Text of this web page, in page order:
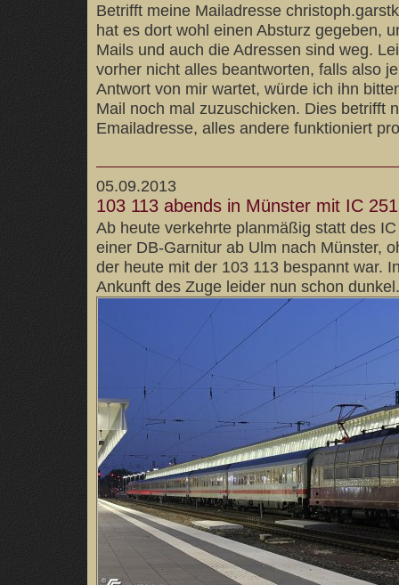
Betrifft meine Mailadresse
hat es dort wohl einen Absturz gegeben,
Mails und auch die Adressen sind weg.
vorher nicht alles beantworten, falls also
Antwort von mir wartet, würde ich ihn
Mail noch mal zuzuschicken. Dies betrifft
Emailadresse, alles andere funktioniert
05.09.2013
103 113 abends in Münster mit IC
Ab heute verkehrte planmäßig statt des
einer DB-Garnitur ab Ulm nach Münster,
der heute mit der 103 113 bespannt war.
Ankunft des Zuge leider nun schon dunkel.